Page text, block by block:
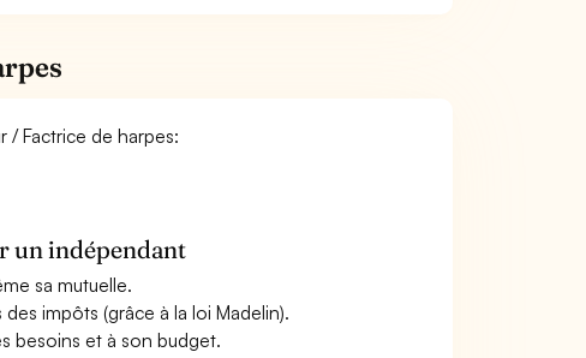
/ Factrice de harpes:
un indépendant
sa mutuelle.
impôts (grâce à la loi Madelin).
besoins et à son budget.